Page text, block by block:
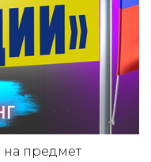
предмет